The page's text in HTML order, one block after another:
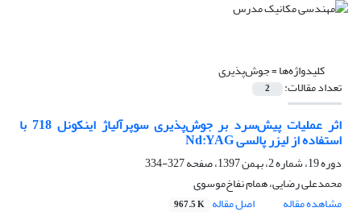
کلیدواژه‌ها =جوش‌پذیری
تعداد مقالات: 2
اثر عملیات پیش‌سرد بر جوش‌پذیری سوپرآلیاژ اینکونل 718 با
استفاده از لیزر پالسی Nd:YAG
دوره 19، شماره 2، بهمن 1397، صفحه
327-334
محمدعلی رضایی، همام نفاخ‌موسوی
مشاهده مقاله
اصل مقاله 967.5 K